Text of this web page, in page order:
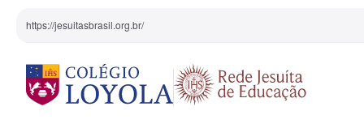
https://jesuitasbrasil.org.br/